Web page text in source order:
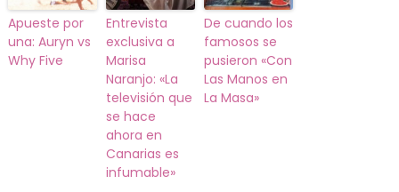
Apueste por
una: Auryn vs
Why Five
Entrevista
exclusiva a
Marisa
Naranjo: «La
televisión que
se hace
ahora en
Canarias es
infumable»
De cuando los
famosos se
pusieron «Con
Las Manos en
La Masa»